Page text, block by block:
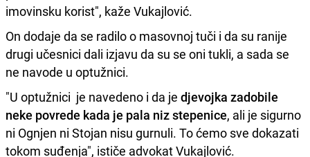
imovinsku korist", kaže Vukajlović.
On dodaje da se radilo o masovnoj tuči i da su ranije
drugi učesnici dali izjavu da su se oni tukli, a sada se
ne navode u optužnici.
"U optužnici je navedeno i da je djevojka zadobile
neke povrede kada je pala niz stepenice, ali je sigurno
ni Ognjen ni Stojan nisu gurnuli. To ćemo sve dokazati
tokom suđenja", ističe advokat Vukajlović.